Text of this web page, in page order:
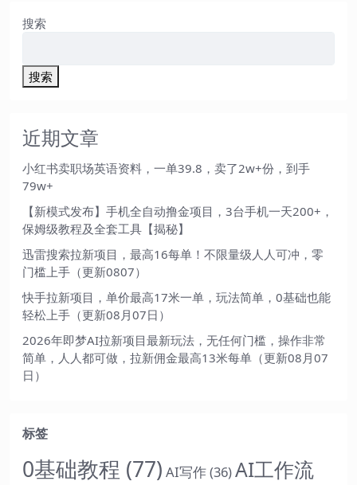
搜索
搜索
近期文章
小红书卖职场英语资料，一单39.8，卖了2w+份，到手
79w+
【新模式发布】手机全自动撸金项目，3台手机一天200+，
保姆级教程及全套工具【揭秘】
迅雷搜索拉新项目，最高16每单！不限量级人人可冲，零
门槛上手（更新0807）
快手拉新项目，单价最高17米一单，玩法简单，0基础也能
轻松上手（更新08月07日）
2026年即梦AI拉新项目最新玩法，无任何门槛，操作非常
简单，人人都可做，拉新佣金最高13米每单（更新08月07
日）
标签
0基础教程 (77) AI写作(36)AI工作流